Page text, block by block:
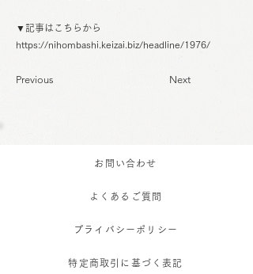
▼記事はこちらから
https://nihombashi.keizai.biz/headline/1976/
Previous Next
お問い合わせ
よくあるご質問
プライバシーポリシー
特定商取引に基づく表記